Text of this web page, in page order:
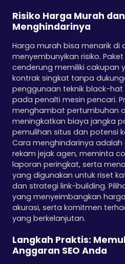
Risiko Harga Murah
Menghindarinya
Harga murah bisa menarik di
menyembunyikan risiko.
cenderung memiliki cakupan
kontrak singkat tanpa
penggunaan teknik black-
pada penalti mesin pencari.
menghambat pertumbuhan
meningkatkan biaya jangka
pemulihan situs dan potensi
Cara menghindarinya
rekam jejak agen, meminta
laporan peringkat, serta
yang digunakan untuk riset
dan strategi link-building.
yang menyeimbangkan
akurasi, serta komitmen
yang berkelanjutan.
Langkah Praktis:
Anggaran SEO Anda